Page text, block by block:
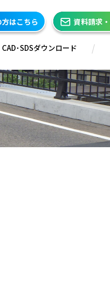
CAD･SDSダウンロード
はこちら 資料請求